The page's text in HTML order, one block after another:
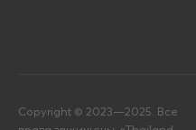
Copyright © 2023—2025. Все